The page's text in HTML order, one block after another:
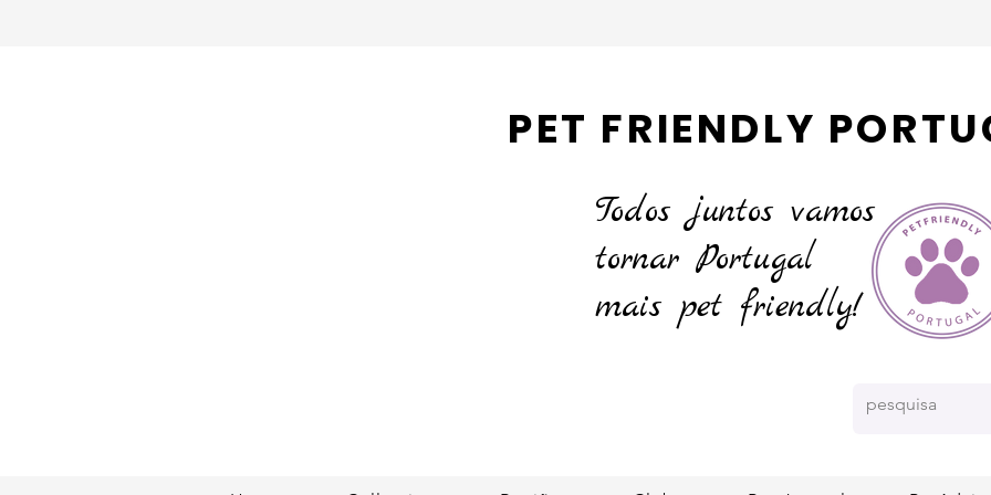
PET FRIENDLY
Todos juntos vamos
tornarPortugal
mais pet friendly!